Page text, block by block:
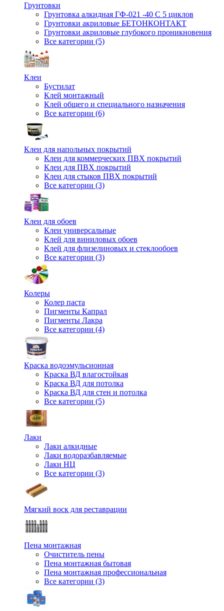
Грунтовки
Грунтовка алкидная ГФ-021 -40 С 5 циклов
Грунтовки акриловые БЕТОНКОНТАКТ
Грунтовки акриловые глубокого проникновения
Все категории (5)
Клеи
Бустилат
Клей монтажный
Клей общего и специального назначения
Все категории (6)
Клеи для напольных покрытий
Клеи для коммерческих ПВХ покрытий
Клеи для ПВХ покрытий
Клеи для стыков ПВХ покрытий
Все категории (3)
Клеи для обоев
Клеи универсальные
Клей для виниловых обоев
Клей для флизелиновых и стеклообоев
Все категории (3)
Колеры
Колер паста
Пигменты Капрал
Пигменты Лакра
Все категории (4)
Краска водоэмульсионная
Краска ВД влагостойкая
Краска ВД для потолка
Краска ВД для стен и потолка
Все категории (5)
Лаки
Лаки алкидные
Лаки водоразбавляемые
Лаки НЦ
Все категории (3)
Мягкий воск для реставрации
Пена монтажная
Очиститель пены
Пена монтажная бытовая
Пена монтажная профессиональная
Все категории (3)